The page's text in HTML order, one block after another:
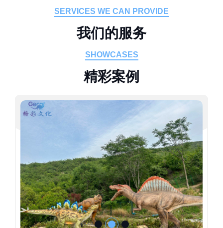
SERVICES WE CAN PROVIDE
我们的服务
SHOWCASES
精彩案例